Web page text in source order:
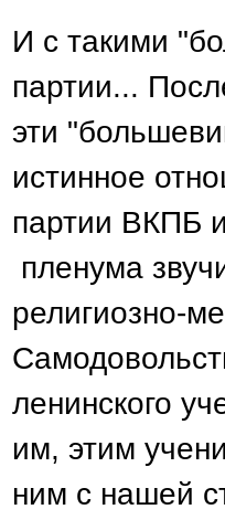
И с такими
партии...
эти
истинное
партии ВКПБ
пленума
религиозно-
ленинского
им, этим
ним с нашей